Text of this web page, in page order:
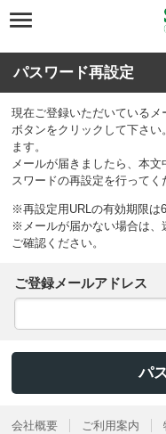
パスワード再設定
現在ご登録いただいている
ボタンをクリックして下さ
ます。
メールが届きましたら、本
スワードの再設定を行ってく
※再設定用URLの有効期限は
※メールが届かない場合は、
ご確認ください。
ご登録メールアドレス
会社概要 ご利用案内